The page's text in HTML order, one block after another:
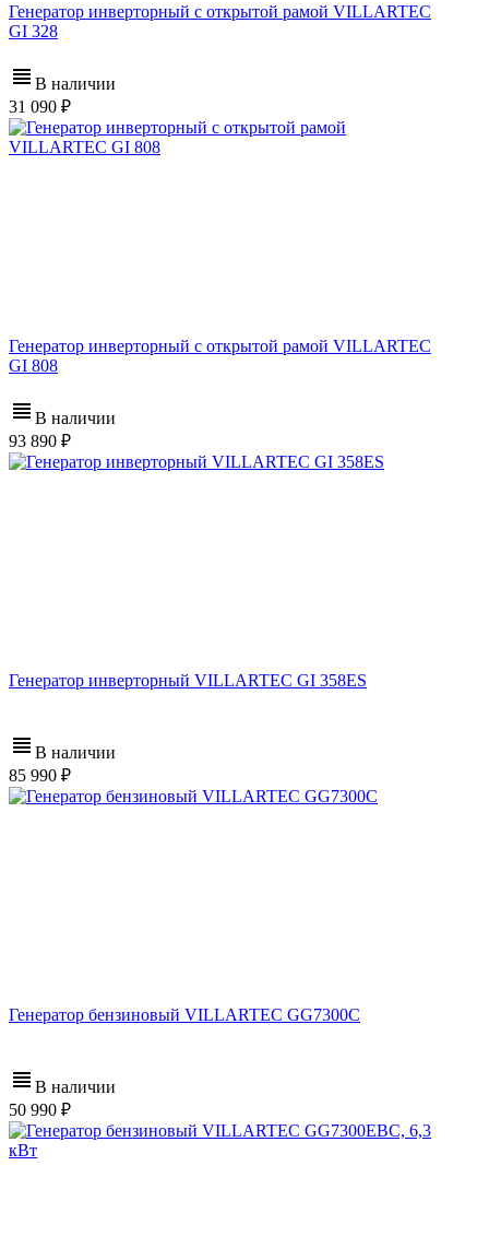
Генератор инверторный с открытой рамой VILLARTEC
GI 328
В наличии
31 090
Генератор инверторный с открытой рамой VILLARTEC
GI 808
В наличии
93 890
Генератор инверторный VILLARTEC GI 358ES
В наличии
85 990
Генератор бензиновый VILLARTEC GG7300C
В наличии
50 990